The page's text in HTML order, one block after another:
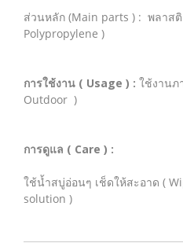
ส่วนหลัก (Main parts ) : พลาส
Polypropylene )
การใช้งาน ( Usage ) : ใช้งานภ
Outdoor )
การดูแล ( Care ) :
ใช้น้ำสบู่อ่อนๆ เช็ดให้สะอาด (
solution )